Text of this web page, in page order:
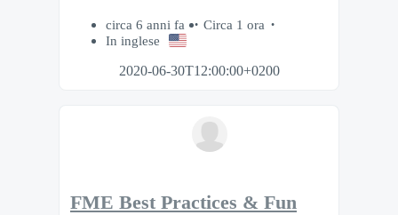
circa 6 anni fa
Circa 1 ora
In inglese
2020-06-30T12:00:00+0200
FME Best Practices & Fun